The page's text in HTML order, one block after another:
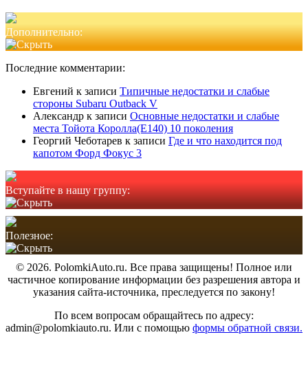
Дополнительно:
Последние комментарии:
Евгений к записи Типичные недостатки и слабые
стороны Subaru Outback V
Александр к записи Основные недостатки и слабые
места Тойота Королла(Е140) 10 поколения
Георгий Чеботарев к записи Где и что находится под
капотом Форд Фокус 3
Вступайте в нашу группу:
Полезное:
© 2026. PolomkiAuto.ru. Все права защищены! Полное или
частичное копирование информации без разрешения автора и
указания сайта-источника, преследуется по закону!
По всем вопросам обращайтесь по адресу:
admin@polomkiauto.ru. Или с помощью формы обратной связи.